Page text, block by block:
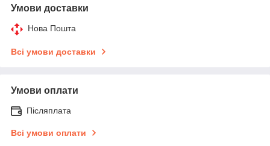
Умови доставки
Нова Пошта
Всі умови доставки
Умови оплати
Післяплата
Всі умови оплати